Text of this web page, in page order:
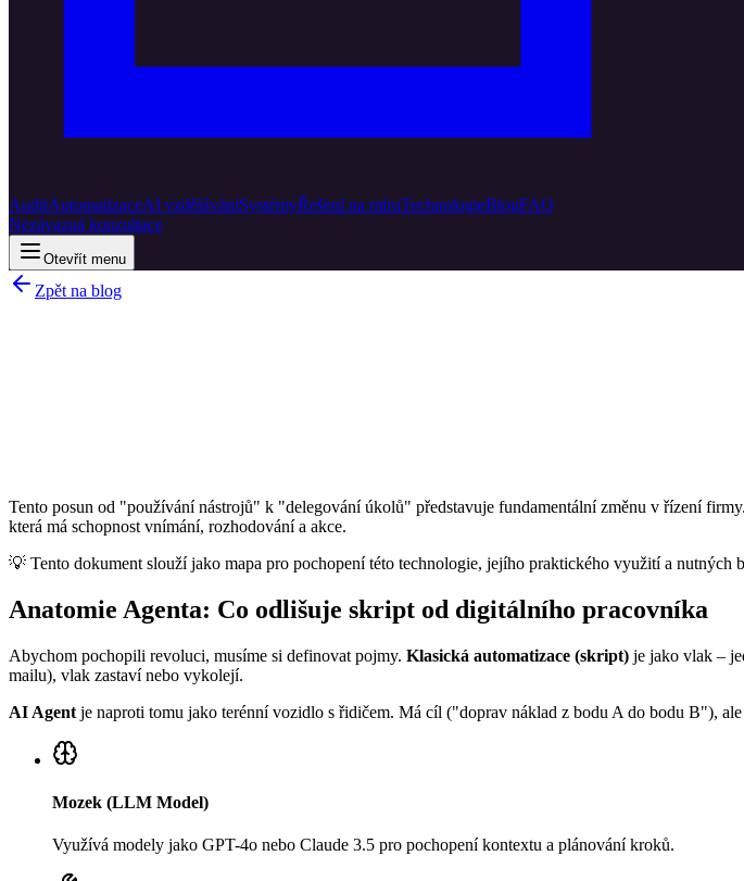
AuditAutomatizaceAI vzděláváníSystémyŘešení na míruTechnologieBlogFAQ
Nezávazná konzultace
Otevřít menu
Zpět na blog
Tento posun od "používání nástrojů" k "delegování úkolů" představuje fundamentální změnu v řízení
která má schopnost vnímání, rozhodování a akce.
💡 Tento dokument slouží jako mapa pro pochopení této technologie, jejího praktického využití a nutných
Anatomie Agenta: Co odlišuje skript od digitálního pracovníka
Abychom pochopili revoluci, musíme si definovat pojmy. Klasická automatizace (skript) je jako vlak –
mailu), vlak zastaví nebo vykolejí.
AI Agent je naproti tomu jako terénní vozidlo s řidičem. Má cíl ("doprav náklad z bodu A do bodu B"),
Mozek (LLM Model)
Využívá modely jako GPT-4o nebo Claude 3.5 pro pochopení kontextu a plánování kroků.